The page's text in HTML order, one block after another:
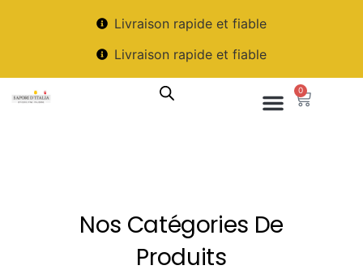
Livraison rapide et fiable
Livraison rapide et fiable
0
Nos Catégories De
Produits